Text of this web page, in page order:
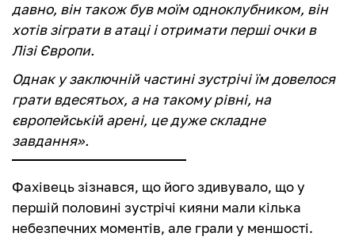
давно, він також був моїм одноклубником, він
хотів зіграти в атаці і отримати перші очки в
Лізі Європи.
Однак у заключній частині зустрічі їм довелося
грати вдесятьох, а на такому рівні, на
європейській арені, це дуже складне
завдання».
Фахівець зізнався, що його здивувало, що у
першій половині зустрічі кияни мали кілька
небезпечних моментів, але грали у меншості.